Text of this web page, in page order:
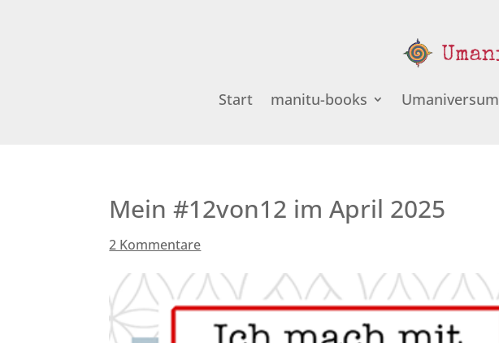
Start manitu-books Umaniversum
Mein #12von12 im April 2025
2 Kommentare